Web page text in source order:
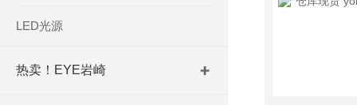
LED光源
热卖！EYE岩崎